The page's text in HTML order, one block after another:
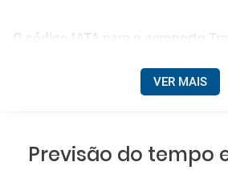
O código IATA para o aeroporto
VER MAIS
Previsão do tempo